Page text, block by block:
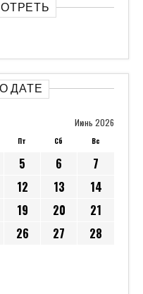
ДАТЕ
Июнь 2026
Пт Сб Вс
5 6
7
12 13
14
19 20
21
26 27
28